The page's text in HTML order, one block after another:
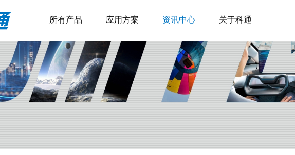
所有产品 应用方案 资讯中心 关于科通